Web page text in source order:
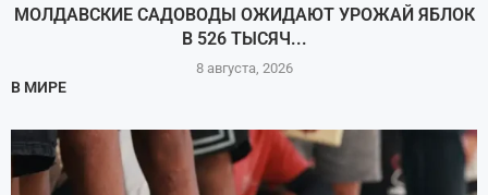
МОЛДАВСКИЕ САДОВОДЫ ОЖИДАЮТ УРОЖАЙ ЯБЛОК
В 526 ТЫСЯЧ...
8 августа, 2026
В МИРЕ